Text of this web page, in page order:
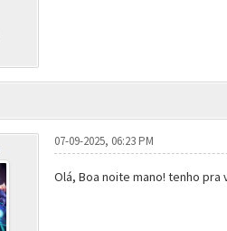
07-09-2025, 06:23 PM
Olá, Boa noite mano! tenho pra